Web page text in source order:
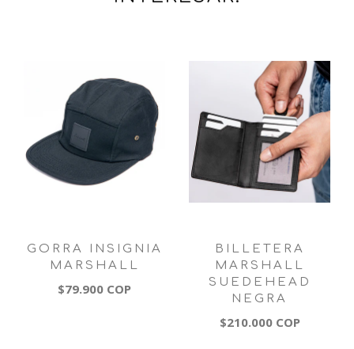
GORRA INSIGNIA
MARSHALL
$79.900 COP
BILLETERA
MARSHALL
SUEDEHEAD
NEGRA
$210.000 COP